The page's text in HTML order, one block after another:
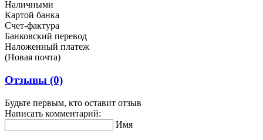
Наличными
Картой банка
Счет-фактура
Банковский перевод
Наложенный платеж
(Новая почта)
Отзывы (0)
Будьте первым, кто оставит отзыв
Написать комментарий:
Имя